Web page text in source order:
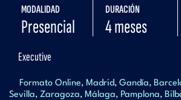
MODALIDAD
Presencial
DURACIÓN
4 meses
Executive
Formato Online Madrid Gandía
Sevilla Zaragoza Málaga Pamplona